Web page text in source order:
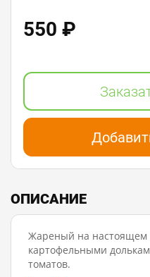
550 ₽
ОПИСАНИЕ
Жареный на настоящем
картофельными
томатов.